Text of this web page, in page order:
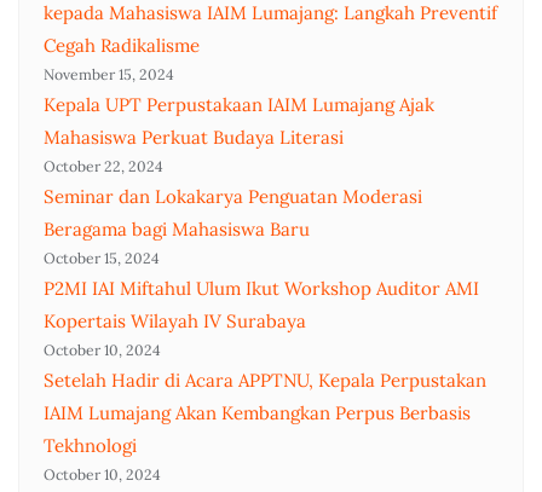
kepada Mahasiswa IAIM Lumajang: Langkah Preventif
Cegah Radikalisme
November 15, 2024
Kepala UPT Perpustakaan IAIM Lumajang Ajak
Mahasiswa Perkuat Budaya Literasi
October 22, 2024
Seminar dan Lokakarya Penguatan Moderasi
Beragama bagi Mahasiswa Baru
October 15, 2024
P2MI IAI Miftahul Ulum Ikut Workshop Auditor AMI
Kopertais Wilayah IV Surabaya
October 10, 2024
Setelah Hadir di Acara APPTNU, Kepala Perpustakan
IAIM Lumajang Akan Kembangkan Perpus Berbasis
Tekhnologi
October 10, 2024